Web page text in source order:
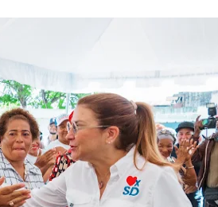
de julio
y ministra de la cultura
de Honor en la Real
en Villa Mella Santo
presenta su sencillo “Dónde
vicepresidente de la